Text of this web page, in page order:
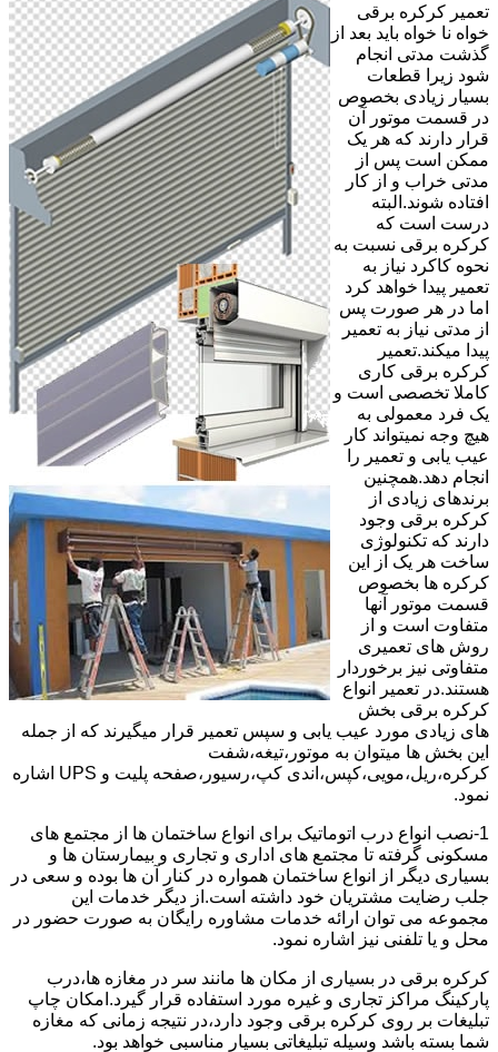
تعمیر کرکره برقی
خواه نا خواه باید بعد از
گذشت مدتی انجام
شود زیرا قطعات
بسیار زیادی بخصوص
در قسمت موتور آن
قرار دارند که هر یک
ممکن است پس از
مدتی خراب و از کار
افتاده شوند.البته
درست است که
کرکره برقی نسبت به
نحوه کاکرد نیاز به
تعمیر پیدا خواهد کرد
اما در هر صورت پس
از مدتی نیاز به تعمیر
پیدا میکند.تعمیر
کرکره برقی کاری
کاملا تخصصی است و
یک فرد معمولی به
هیچ وجه نمیتواند کار
عیب یابی و تعمیر را
انجام دهد.همچنین
برندهای زیادی از
کرکره برقی وجود
دارند که تکنولوژی
ساخت هر یک از این
کرکره ها بخصوص
قسمت موتور آنها
متفاوت است و از
روش های تعمیری
متفاوتی نیز برخوردار
هستند.در تعمیر انواع
کرکره برقی بخش
های زیادی مورد عیب یابی و سپس تعمیر قرار میگیرند که از جمله
این بخش ها میتوان به موتور،تیغه،شفت
کرکره،ریل،مویی،کپس،اندی کپ،رسیور،صفحه پلیت و UPS اشاره
نمود.
1-نصب انواع درب اتوماتیک برای انواع ساختمان ها از مجتمع های
مسکونی گرفته تا مجتمع های اداری و تجاری و بیمارستان ها و
بسیاری دیگر از انواع ساختمان همواره در کنار آن ها بوده و سعی در
جلب رضایت مشتریان خود داشته است.از دیگر خدمات این
مجموعه می توان ارائه خدمات مشاوره رایگان به صورت حضور در
محل و یا تلفنی نیز اشاره نمود.
کرکره برقی در بسیاری از مکان ها مانند سر در مغازه ها،درب
پارکینگ مراکز تجاری و غیره مورد استفاده قرار گیرد.امکان چاپ
تبلیغات بر روی کرکره برقی وجود دارد،در نتیجه زمانی که مغازه
شما بسته باشد وسیله تبلیغاتی بسیار مناسبی خواهد بود.